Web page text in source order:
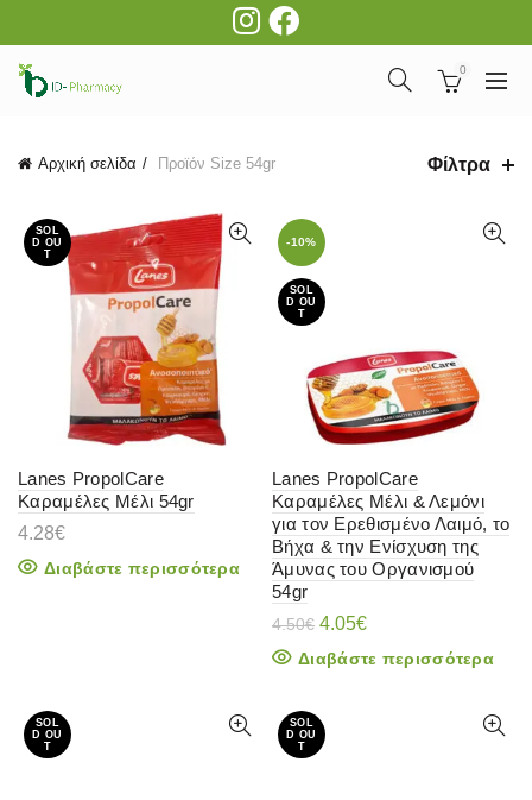
0
Αρχική σελίδα Προϊόν Size 54gr Φίλτρα
SOL
D OU
T
Lanes PropolCare
Καραμέλες Μέλι 54gr
4.28€
Διαβάστε περισσότερα
-10%
SOL
D OU
T
Lanes PropolCare
Kαραμέλες Μέλι & Λεμόνι
για τον Ερεθισμένο Λαιμό, το
Βήχα & την Ενίσχυση της
Άμυνας του Οργανισμού
54gr
4.50€ Original
was:
4.05€Η
τιμή
Διαβάστε περισσότερα
SOL
D OU
T
SOL
D OU
T